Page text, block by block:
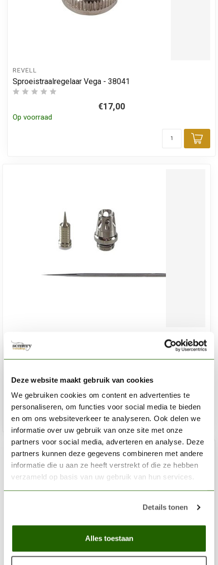
Deze website maakt gebruik van cookies
We gebruiken cookies om content en advertenties te
personaliseren, om functies voor social media te bieden
en om ons websiteverkeer te analyseren. Ook delen we
informatie over uw gebruik van onze site met onze
partners voor social media, adverteren en analyse. Deze
partners kunnen deze gegevens combineren met andere
informatie die u aan ze heeft verstrekt of die ze hebben
verzameld op basis van uw gebruik van hun services.
Details tonen
Alles toestaan
REVELL
Sproeistraalregelaar Vega - 38041
€17,00
Op voorraad
Nozzle set 0,4mm voor Evolution | Infinity | Ultra | Grafo
Airbrushes
€42,45
Niet op voorraad